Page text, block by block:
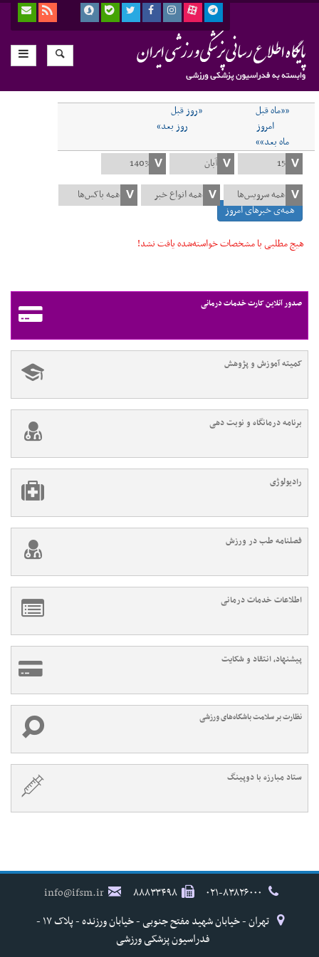
««ماه قبل
«روز قبل
امروز
روز بعد»
ماه بعد»»
همه‌ی خبرهای امروز
هیچ مطلبی با مشخصات خواسته‌شده یافت نشد!
صدور آنلاین کارت خدمات درمانی
کمیته آموزش و پژوهش
برنامه درمانگاه و نوبت دهی
رادیولوژی
فصلنامه طب در ورزش
اطلاعات خدمات درمانی
پیشنهاد، انتقاد و شکایت
نظارت بر سلامت باشگاه‌های ورزشی
ستاد مبارزه با دوپینگ
۸۸۸۳۳۴۹۸
info@ifsm.ir
تهران - خیابان شهید مفتح جنوبی - خیابان ورزنده - پلاک ۱۷ -
فدراسیون پزشکی ورزشی